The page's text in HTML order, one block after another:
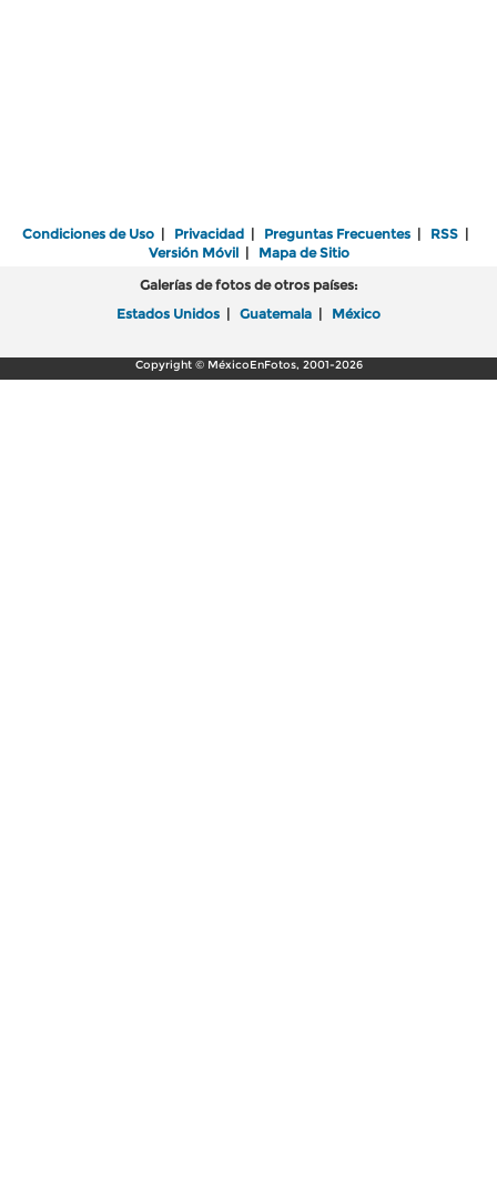
Condiciones de Uso | Privacidad | Preguntas Frecuentes | RSS |
Versión Móvil| Mapa de Sitio
Galerías de fotos de otros países:
Estados Unidos | Guatemala | México
Copyright © MéxicoEnFotos, 2001-2026